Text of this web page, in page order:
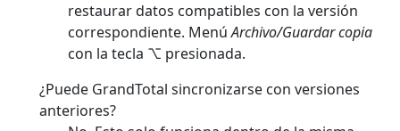
restaurar datos compatibles con la versión
correspondiente. MenúArchivo/Guardar copia
con la tecla ⌥ presionada.
¿Puede GrandTotal sincronizarse con versiones
anteriores?